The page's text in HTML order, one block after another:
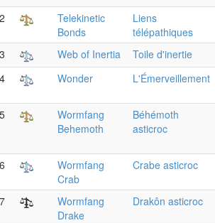
Telekinetic
Bonds
Liens
télépathiques
Web of Inertia Toile d'inertie
Wonder L'Émerveillement
Wormfang
Behemoth
Béhémoth
asticroc
Wormfang
Crab
Crabe asticroc
Wormfang
Drake
Drakôn asticroc